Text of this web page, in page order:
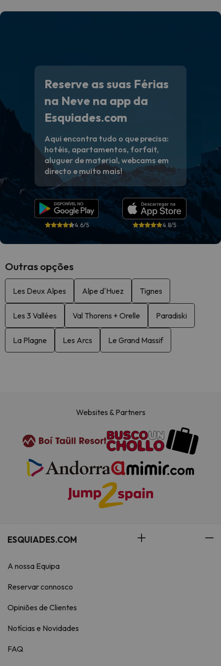
Reserve as suas Férias
na Neve na app da
Esquiades.com
Aqui encontra tudo o que precisa:
hotéis, apartamentos, forfait,
aluguer de material, webcams em
directo e muito mais!
4.6/5 4.8/5
Outras opções
Les Deux Alpes Alpe d'Huez Tignes
Les 3 Vallées Val Thorens + Orelle Paradiski
La Plagne Les Arcs Le Grand Massif
Websites & Partners
ESQUIADES.COM
A nossa Equipa
Reservar connosco
Opiniões de Clientes
Notícias e Novidades
FAQ